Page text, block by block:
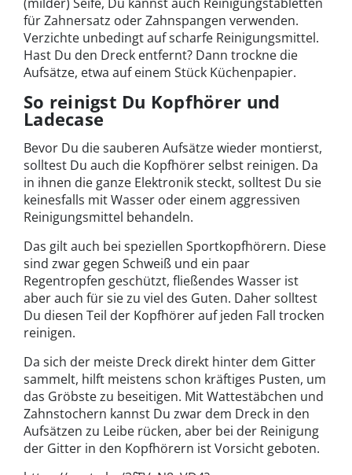
für Zahnersatz oder Zahnspangen verwenden.
Verzichte unbedingt auf scharfe Reinigungsmittel.
Hast Du den Dreck entfernt? Dann trockne die
Aufsätze, etwa auf einem Stück Küchenpapier.
So reinigst Du Kopfhörer und
Ladecase
Bevor Du die sauberen Aufsätze wieder montierst,
solltest Du auch die Kopfhörer selbst reinigen. Da
in ihnen die ganze Elektronik steckt, solltest Du sie
keinesfalls mit Wasser oder einem aggressiven
Reinigungsmittel behandeln.
Das gilt auch bei speziellen Sportkopfhörern. Diese
sind zwar gegen Schweiß und ein paar
Regentropfen geschützt, fließendes Wasser ist
aber auch für sie zu viel des Guten. Daher solltest
Du diesen Teil der Kopfhörer auf jeden Fall trocken
reinigen.
Da sich der meiste Dreck direkt hinter dem Gitter
sammelt, hilft meistens schon kräftiges Pusten, um
das Gröbste zu beseitigen. Mit Wattestäbchen und
Zahnstochern kannst Du zwar dem Dreck in den
Aufsätzen zu Leibe rücken, aber bei der Reinigung
der Gitter in den Kopfhörern ist Vorsicht geboten.